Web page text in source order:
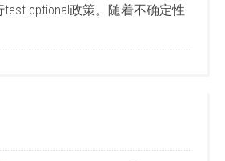
optional政策。随着不确定性